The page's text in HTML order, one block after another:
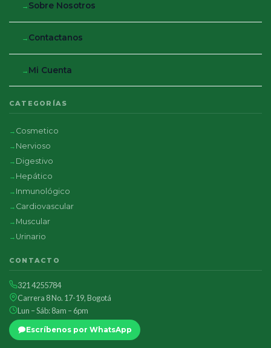
Sobre Nosotros
Contactanos
Mi Cuenta
CATEGORÍAS
Cosmetico
Nervioso
Digestivo
Hepático
Inmunológico
Cardiovascular
Muscular
Urinario
CONTACTO
321 4255784
Carrera 8 No. 17-19, Bogotá
Lun – Sáb: 8am – 6pm
Escríbenos por WhatsApp